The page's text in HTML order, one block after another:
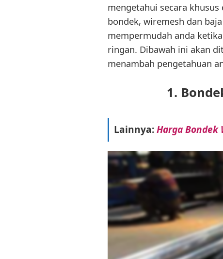
mengetahui secara
bondek, wiremesh dan
mempermudah anda
ringan. Dibawah ini akan
menambah pengetahuan
1.
Lainnya:Harga Bondek